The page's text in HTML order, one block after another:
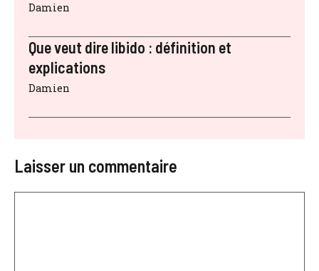
Damien
Que veut dire libido : définition et
explications
Damien
Laisser un commentaire